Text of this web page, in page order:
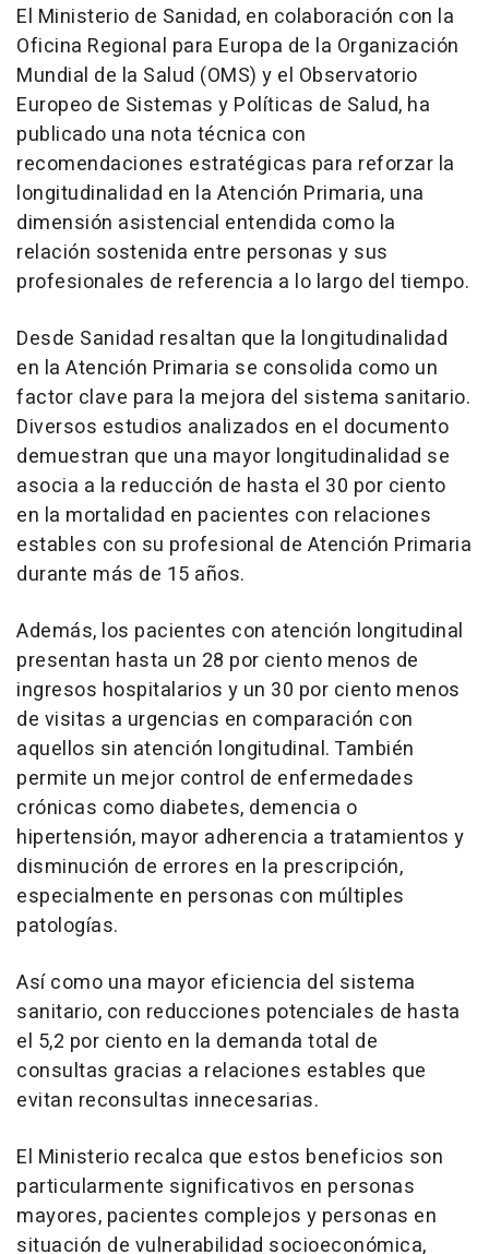
El Ministerio de Sanidad, en colaboración con la
Oficina Regional para Europa de la Organización
Mundial de la Salud (OMS) y el Observatorio
Europeo de Sistemas y Políticas de Salud, ha
publicado una nota técnica con
recomendaciones estratégicas para reforzar la
longitudinalidad en la Atención Primaria, una
dimensión asistencial entendida como la
relación sostenida entre personas y sus
profesionales de referencia a lo largo del tiempo.
Desde Sanidad resaltan que la longitudinalidad
en la Atención Primaria se consolida como un
factor clave para la mejora del sistema sanitario.
Diversos estudios analizados en el documento
demuestran que una mayor longitudinalidad se
asocia a la reducción de hasta el 30 por ciento
en la mortalidad en pacientes con relaciones
estables con su profesional de Atención Primaria
durante más de 15 años.
Además, los pacientes con atención longitudinal
presentan hasta un 28 por ciento menos de
ingresos hospitalarios y un 30 por ciento menos
de visitas a urgencias en comparación con
aquellos sin atención longitudinal. También
permite un mejor control de enfermedades
crónicas como diabetes, demencia o
hipertensión, mayor adherencia a tratamientos y
disminución de errores en la prescripción,
especialmente en personas con múltiples
patologías.
Así como una mayor eficiencia del sistema
sanitario, con reducciones potenciales de hasta
el 5,2 por ciento en la demanda total de
consultas gracias a relaciones estables que
evitan reconsultas innecesarias.
El Ministerio recalca que estos beneficios son
particularmente significativos en personas
mayores, pacientes complejos y personas en
situación de vulnerabilidad socioeconómica,